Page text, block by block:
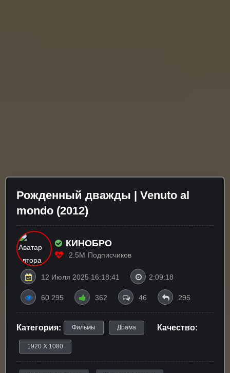
Рожденный дважды | Venuto al
mondo (2012)
КИНОБРО
2.5M Подписчиков
12 Июля 2025 16:18:41 2:09:18
60 295 362 46 295
Категория: Фильмы Драма Качество:
1920 X 1080